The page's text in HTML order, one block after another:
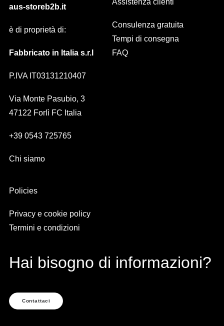
aus-storeb2b.it
è di proprietà di:
Fabbricato in Italia s.r.l
P.IVA IT03131210407
Via Monte Pasubio, 3
47122 Forlì FC Italia
+39 0543 725765
Chi siamo
Assistenza clienti
Consulenza gratuita
Tempi di consegna
FAQ
Policies
Privacy e cookie policy
Termini e condizioni
Hai bisogno di informazioni?
Contattaci